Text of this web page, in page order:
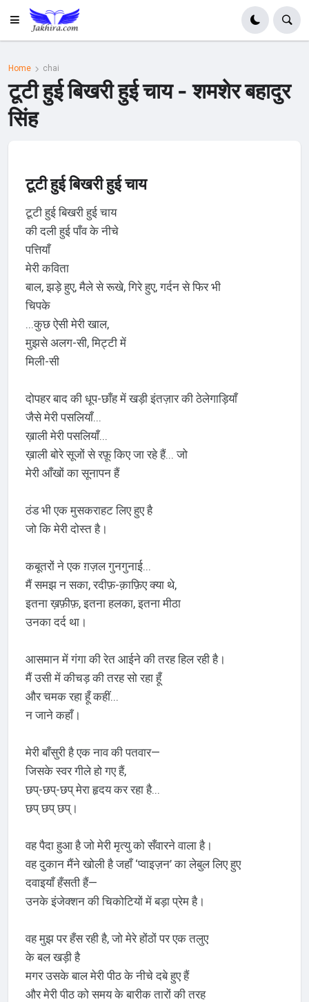
Home chai
टूटी हुई बिखरी हुई चाय - शमशेर बहादुर
सिंह
टूटी हुई बिखरी हुई चाय
टूटी हुई बिखरी हुई चाय
की दली हुई पाँव के नीचे
पत्तियाँ
मेरी कविता
बाल, झड़े हुए, मैले से रूखे, गिरे हुए, गर्दन से फिर भी
चिपके
...कुछ ऐसी मेरी खाल,
मुझसे अलग-सी, मिट्टी में
मिली-सी
दोपहर बाद की धूप-छाँह में खड़ी इंतज़ार की ठेलेगाड़ियाँ
जैसे मेरी पसलियाँ...
ख़ाली मेरी पसलियाँ...
ख़ाली बोरे सूजों से रफ़ू किए जा रहे हैं... जो
मेरी आँखों का सूनापन हैं
ठंड भी एक मुसकराहट लिए हुए है
जो कि मेरी दोस्त है।
कबूतरों ने एक ग़ज़ल गुनगुनाई...
मैं समझ न सका, रदीफ़-क़ाफ़िए क्या थे,
इतना ख़फ़ीफ़, इतना हलका, इतना मीठा
उनका दर्द था।
आसमान में गंगा की रेत आईने की तरह हिल रही है।
मैं उसी में कीचड़ की तरह सो रहा हूँ
और चमक रहा हूँ कहीं...
न जाने कहाँ।
मेरी बाँसुरी है एक नाव की पतवार—
जिसके स्वर गीले हो गए हैं,
छप्-छप्-छप् मेरा हृदय कर रहा है...
छप् छप् छप्।
वह पैदा हुआ है जो मेरी मृत्यु को सँवारने वाला है।
वह दुकान मैंने खोली है जहाँ ‘प्वाइज़न’ का लेबुल लिए हुए
दवाइयाँ हँसती हैं—
उनके इंजेक्शन की चिकोटियों में बड़ा प्रेम है।
वह मुझ पर हँस रही है, जो मेरे होंठों पर एक तलुए
के बल खड़ी है
मगर उसके बाल मेरी पीठ के नीचे दबे हुए हैं
और मेरी पीठ को समय के बारीक तारों की तरह